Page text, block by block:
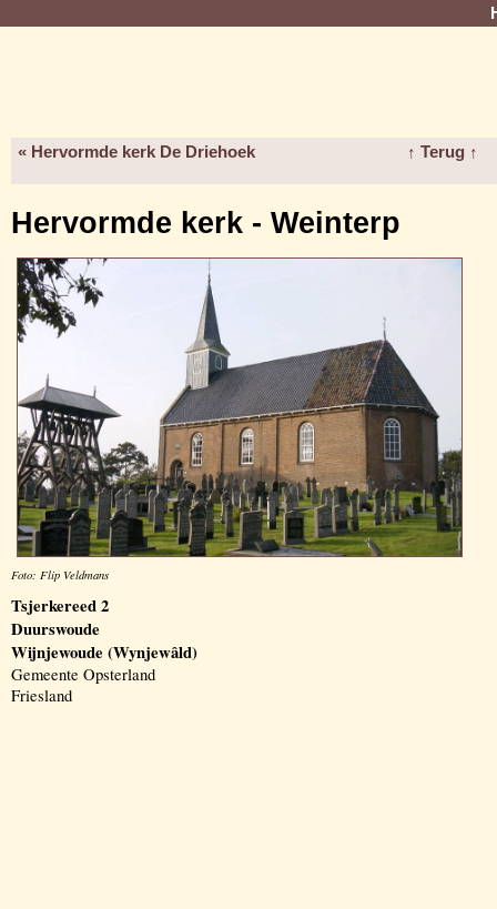
« Hervormde kerk De Driehoek ↑ Terug ↑
Hervormde kerk - Weinterp
Foto: Flip Veldmans
Tsjerkereed 2
Duurswoude
Wijnjewoude (Wynjewâld)
Gemeente Opsterland
Friesland